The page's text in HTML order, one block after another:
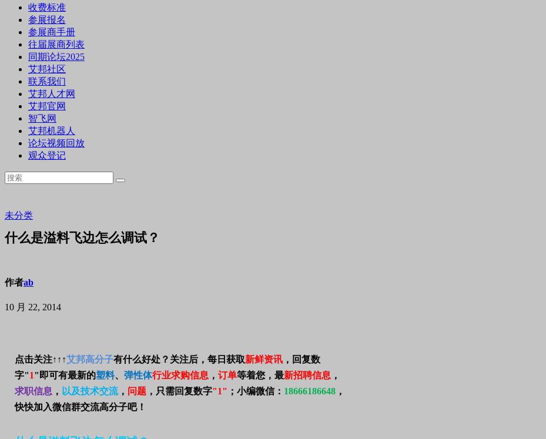
收费标准
参展报名
参展商手册
往届展商列表
同期论坛2025
艾邦社区
联系我们
艾邦人才网
艾邦官网
智飞网
艾邦机器人
论坛视频回放
观众登记
未分类
什么是溢料飞边怎么调试？
作者ab
10 月 22, 2014
点击关注↑↑↑艾邦高分子有什么好处？关注后，每日获取新鲜资讯 ，回复数
字"1" 即可有最新的塑料、 弹性体行业求购信息 ， 订单等着您，最新招聘信息 ，
求职信息 ， 以及技术交流， 问题 ，只需回复数字"1" ； 小编微信： 18666186648 ，
快快加入微信群交流高分子吧！